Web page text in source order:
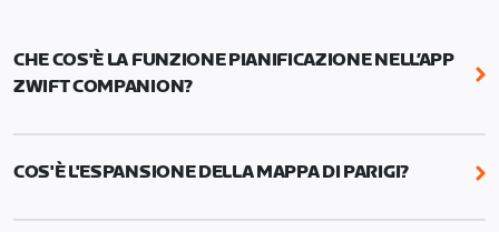
CHE COS'È LA FUNZIONE PIANIFICAZIONE NELL’APP
ZWIFT COMPANION?
Con la funzione Pianificazione della Zwift
Companion organizzi la tua settimana in un attimo:
programma allenamenti, percorsi specifici, eventi
COS'È L'ESPANSIONE DELLA MAPPA DI PARIGI?
L'espansione della mappa di Parigi aggiunge